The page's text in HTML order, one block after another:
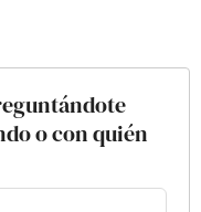
o con quién